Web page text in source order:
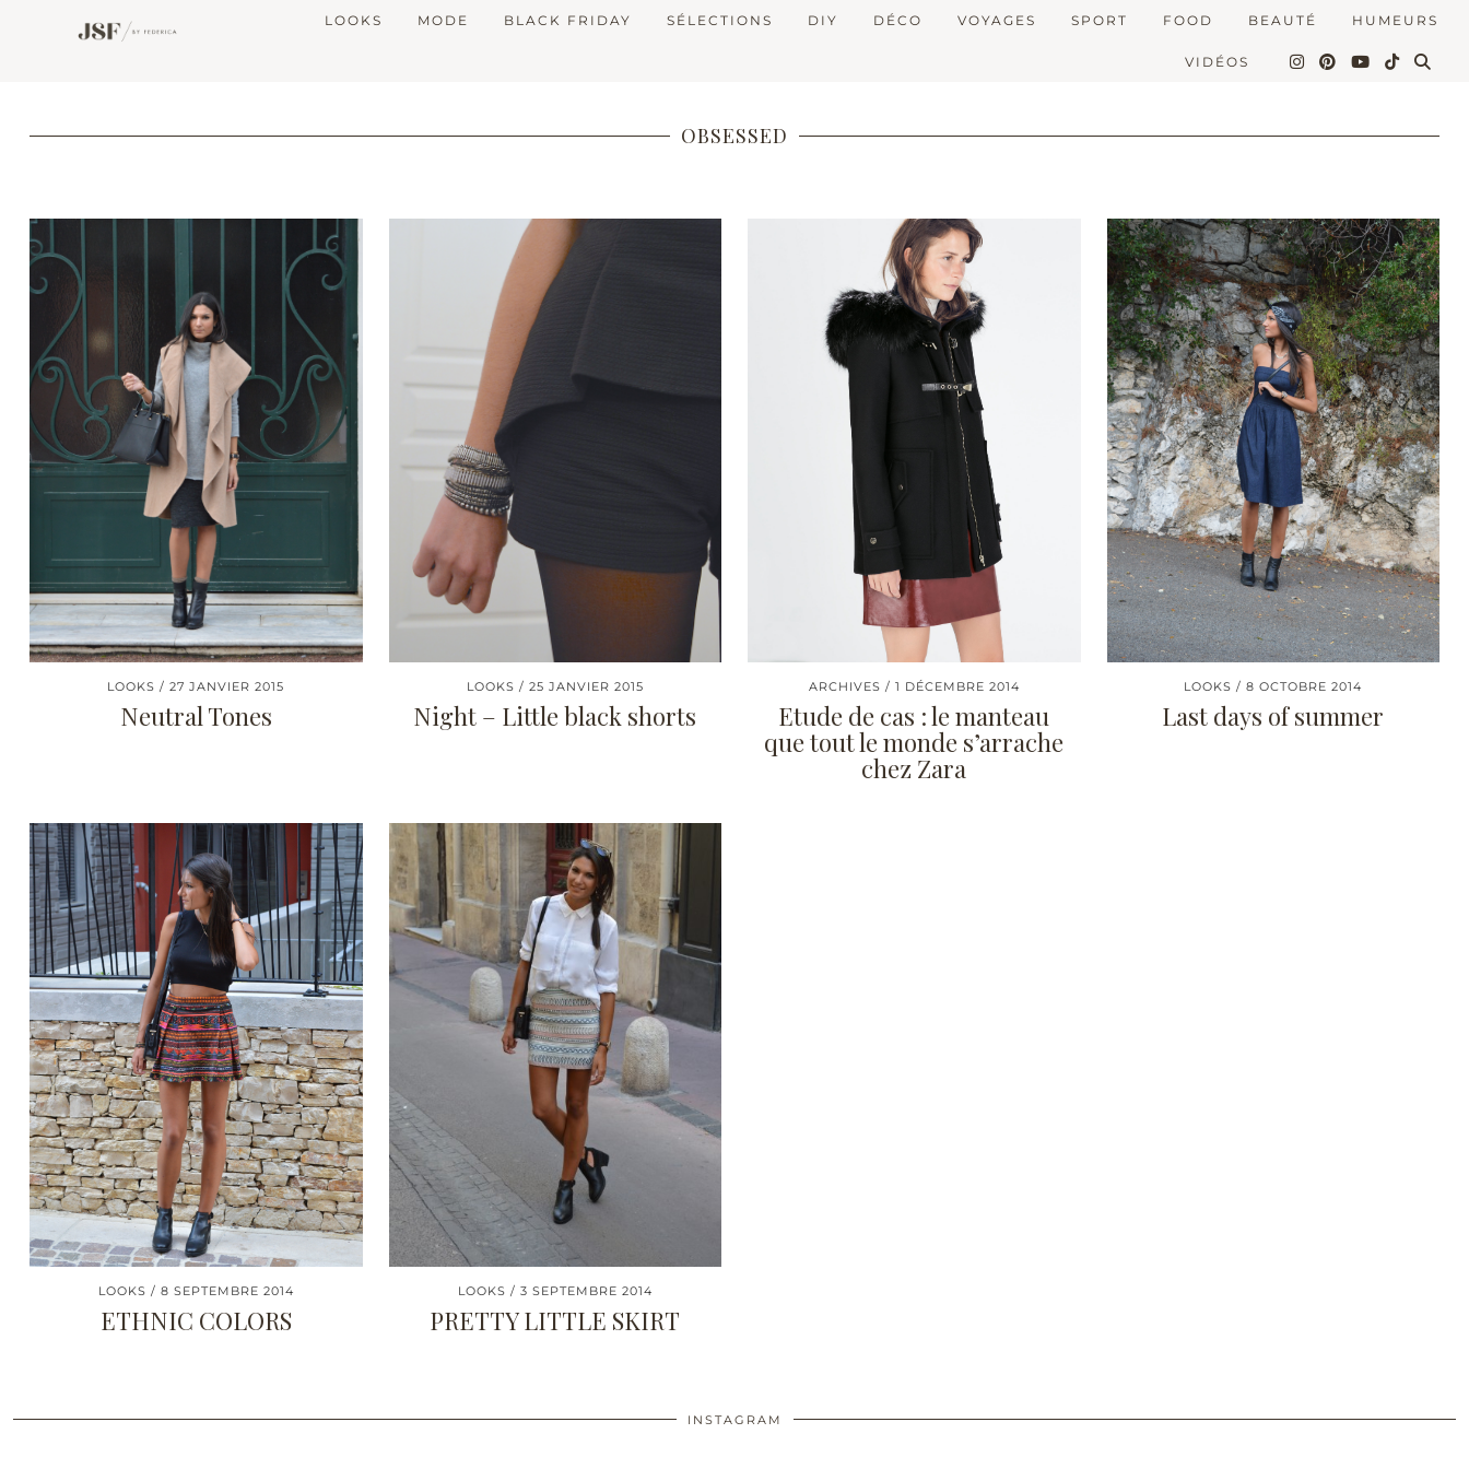
LOOKS MODE BLACK FRIDAY SÉLECTIONS DIY DÉCO VOYAGES SPORT FOOD BEAUTÉ HUMEURS
VIDÉOS
OBSESSED
LOOKS 27 JANVIER 2015
Neutral Tones
LOOKS 25 JANVIER 2015
Night – Little black shorts
ARCHIVES 1 DÉCEMBRE 2014
Etude de cas : le manteau
que tout le monde s’arrache
chez Zara
LOOKS 8 OCTOBRE 2014
Last days of summer
LOOKS 8 SEPTEMBRE 2014
ETHNIC COLORS
LOOKS 3 SEPTEMBRE 2014
PRETTY LITTLE SKIRT
INSTAGRAM